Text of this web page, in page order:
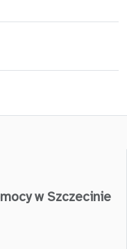
w Szczecinie